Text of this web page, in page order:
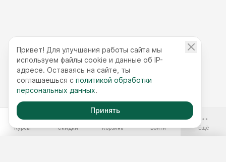
Курсы Скидки Корзина Войти Ещё
Привет! Для улучшения работы сайта мы
используем файлы cookie и данные об IP-
адресе. Оставаясь на сайте, ты
соглашаешься с политикой обработки
персональных данных.
Принять